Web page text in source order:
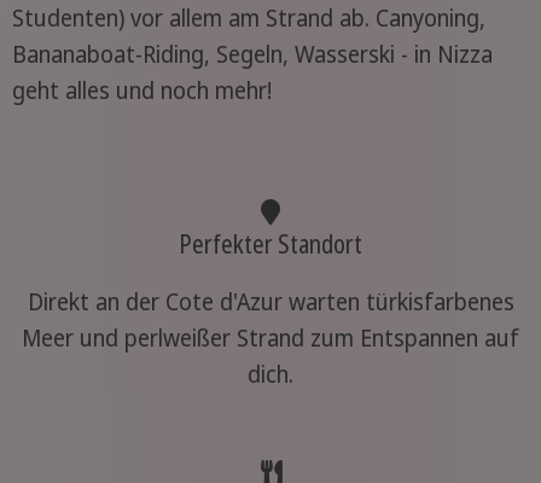
Studenten) vor allem am Strand ab. Canyoning,
Bananaboat-Riding, Segeln, Wasserski - in Nizza
geht alles und noch mehr!
Perfekter Standort
Direkt an der Cote d'Azur warten türkisfarbenes
Meer und perlweißer Strand zum Entspannen auf
dich.